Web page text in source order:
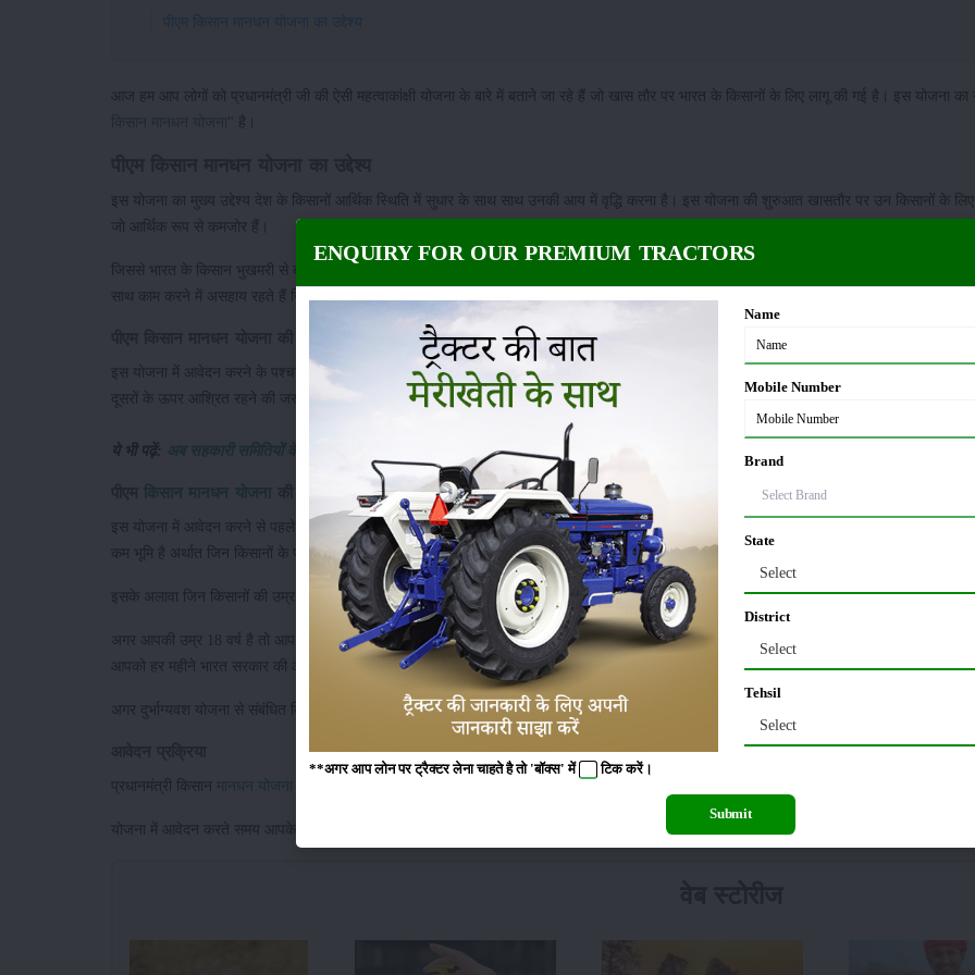
पीएम किसान मानधन योजना का उद्देश्य
आज हम आप लोगों को प्रधानमंत्री जी की ऐसी महत्वाकांक्षी योजना के बारे में बताने जा रहे हैं जो खास तौर पर भारत के किसानों के लिए लागू की गई है। इस योजना का
किसान मानधन योजना " है।
इस योजना का मुख्य उद्देश्य देश के किसानों आर्थिक स्थिति में सुधार के साथ साथ उनकी आय में वृद्धि करना है। इस योजना की शुरुआत खासतौर पर उन किसानों के
जो आर्थिक रूप से कमजोर हैं।
जिससे भारत के किसान भुखमरी से बच सकें। इस योजना की शुरुआत वर्ष 2019 में हुई। इस योजना के तहत उन किसानों को आर्थिक सुविधा दी जाती है जो अपनी
साथ काम करने में असहाय रहते हैं जिसकी वजह से उन्हें दूसरों पर आश्रित रहना पड़ता है।
इस योजना में आवेदन करने के पश्चात किसानों की उम्र 60 वर्ष से अधिक होने के बाद उन्हें प्रत्येक महीने ₹3000 की पेंशन मिलती है। ऐसे में किसानों की बढ़ती उम्र के
दूसरों के ऊपर आश्रित रहने की जरूरत नहीं पड़ेगी।
ये भी पढ़ें: अब सहकारी समितियों के माध्यम से किसानों को मिलेगा सरकार की योजनाओं का लाभ
किसान मानधन योजना
इस योजना में आवेदन करने से पहले आइए हम इस योजना के बारे में कुछ बातें जान लेते हैं। इस योजना का लाभ केवल वही किसान उठा सकते हैं जिनके पास 2 हेक्टेयर
कम भूमि है अर्थात जिन किसानों के पास 2 हेक्टेयर से से अधिक भूमि हैं वे किसान इस योजना का लाभ नहीं उठा सकते।
इसके अलावा जिन किसानों की उम्र 18 वर्ष से 40 वर्ष के बीच में है वे किसान ही इस योजना में आवेदन कर सकते हैं।
अगर आपकी उम्र 18 वर्ष है तो आप इसमें आवेदन कर सकते हैं इसके बाद आपको इसमें हर महीने ₹55 निवेश करने होते हैं और वहीं जब आपकी उम्र 60 वर्ष से ऊपर हो
आपको हर महीने भारत सरकार की ओर से ₹3000 दिए जाते हैं।
अगर दुर्भाग्यवश योजना से संबंधित किसान की मृत्यु हो जाती है तो इस स्थिति में उस किसान की पत्नी को पेंशन के तौर पर हर महीने ₹1500 रुपए देने का प्रावधान है।
प्रधानमंत्री किसान मानधन योजना
योजना में आवेदन करते समय आपके पास आपका आधार कार्ड, दो पासपोर्ट साइज फोटो, खसरा खतौनी, आदि दूसरे दस्तावेजों की आवश्यकता पड़ेगी।
ENQUIRY FOR OUR PREMIUM TRACTORS
Name
Mobile Number
Brand
State
Select
District
Select
Tehsil
Select
**अगर आप लोन पर ट्रैक्टर लेना चाहते है तो 'बॉक्स' में टिककरें।
Submit